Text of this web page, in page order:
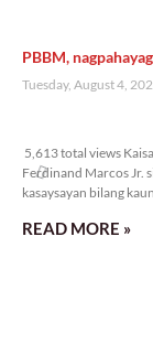
PBBM,
Tuesday, August 4,
5,613 total views
Ferdinand Marcos Jr.
kasaysayan bilang
READ MORE »